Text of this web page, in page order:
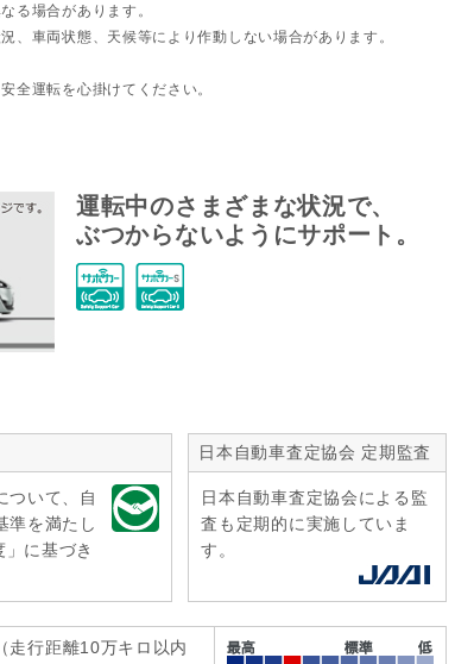
る場合があります。
、車両状態、天候等により作動しない場合があります。
全運転を心掛けてください。
運転中のさまざまな状況で、
ぶつからないようにサポート。
ついて、自
準を満たし
に基づき
日本自動車査定協会 定期監査
日本自動車査定協会による監
査も定期的に実施していま
す。
走行距離10万キロ以内